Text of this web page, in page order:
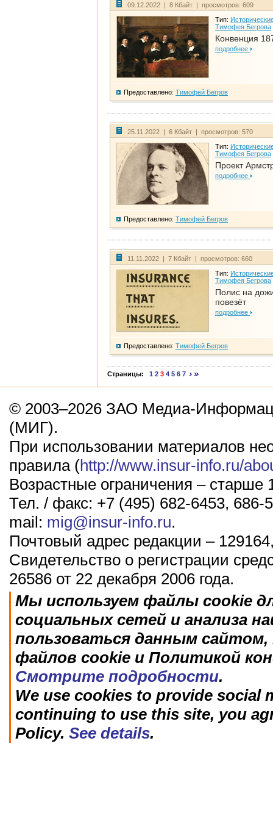
09.12.2022 | 8 Кбайт | просмотров: 609
Тип:
Тимофея Бегрова
Конвенция
подробнее
Предоставлено: Тимофей Бегров
25.11.2022 | 6 Кбайт | просмотров: 570
Тип:
Тимофея Бегрова
Проект
подробнее
Предоставлено: Тимофей Бегров
11.11.2022 | 7 Кбайт | просмотров: 660
Тип:
Тимофея Бегрова
Полис на
повезёт
подробнее
Предоставлено: Тимофей Бегров
Страницы: 1 2 3 4 5 6 7
© 2003–2026 ЗАО Медиа-
(МИГ).
При использовании материалов
правила (http://www.insur-info.ru/
Возрастные ограничения – старше
Тел. / факс: +7 (495) 682-6453, 686-
mail: mig@insur-info.ru.
Почтовый адрес редакции –
Свидетельство о регистрации
26586 от 22 декабря 2006 года.
Мы используем файлы cookie
социальных сетей и анализа
пользоваться данным
файлов cookie и Политикой
Смотрите подробности.
We use cookies to provide social
continuing to use this site, you
Policy. See details.